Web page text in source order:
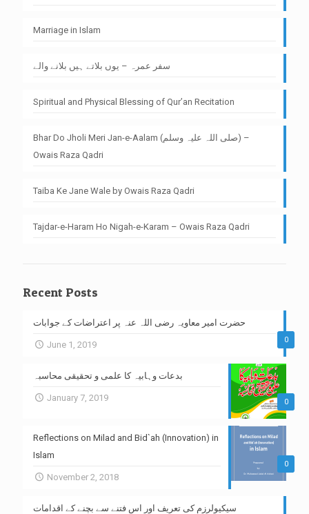
Marriage in Islam
سفر عمرہ – یوں بلاتے ہیں بلانے والے
Spiritual and Physical Blessing of Qur’an Recitation
Bhar Do Jholi Meri Jan-e-Aalam (صلی اللہ علیہ وسلم) –
Owais Raza Qadri
Taiba Ke Jane Wale by Owais Raza Qadri
Tajdar-e-Haram Ho Nigah-e-Karam – Owais Raza Qadri
Recent Posts
0
حضرت امیر معاویہ رضی اللہ عنہ پر اعتراضات کے جوابات
June 1, 2019
0
بدعات وہابیہ کا علمی و تحقیقی محاسبہ
January 7, 2019
0
Reflections on Milad and Bid`ah (Innovation) in
Islam
November 2, 2018
سیکیولرزم کی تعریف اور اس فتنے سے بچنے کے اقدامات